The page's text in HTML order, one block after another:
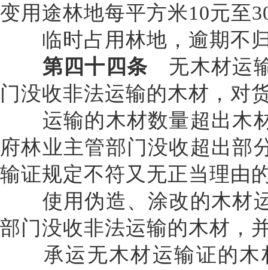
变用途林地每平方米10元至
临时占用林地，逾期不归
第四十四条 无木材运
门没收非法运输的木材，对
运输的木材数量超出木材
府林业主管部门没收超出部
输证规定不符又无正当理由
使用伪造、涂改的木材运
部门没收非法运输的木材，
承运无木材运输证的木